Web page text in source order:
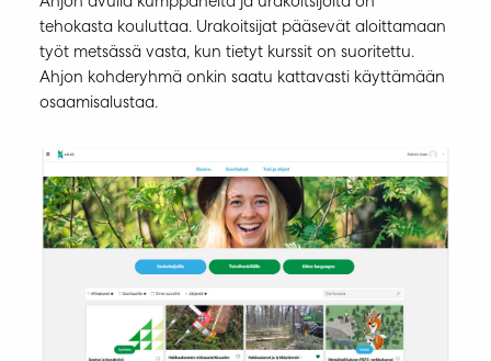
tehokasta kouluttaa. Urakoitsijat pääsevät aloittamaan
työt metsässä vasta, kun tietyt kurssit on suoritettu.
Ahjon kohderyhmä onkin saatu kattavasti käyttämään
osaamisalustaa.